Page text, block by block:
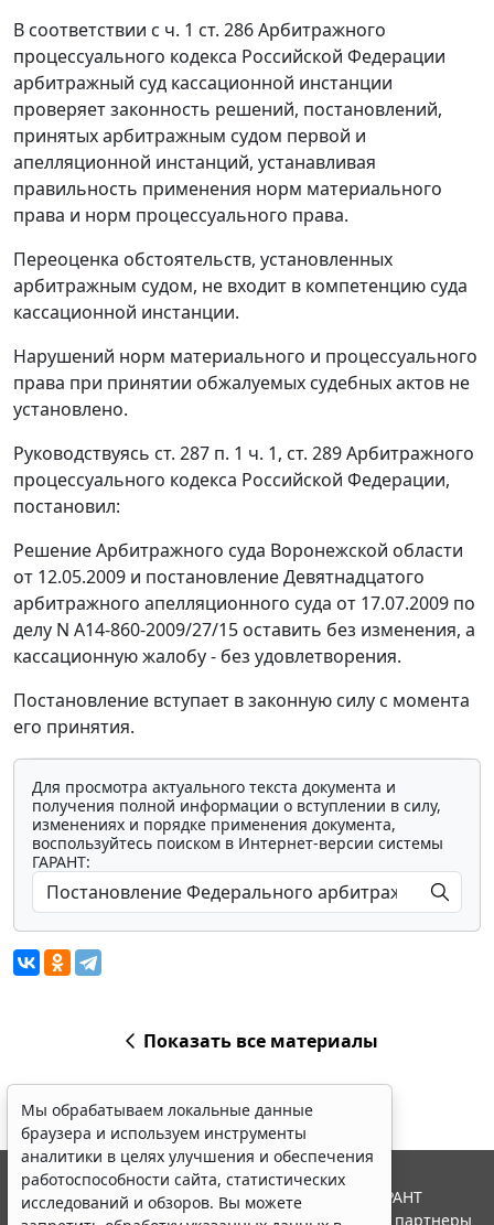
В соответствии с ч. 1 ст. 286Арбитражного
процессуального кодекса Российской Федерации
арбитражный суд кассационной инстанции
проверяет законность решений, постановлений,
принятых арбитражным судом первой и
апелляционной инстанций, устанавливая
правильность применения норм материального
права и норм процессуального права.
Переоценка обстоятельств, установленных
арбитражным судом, не входит в компетенцию суда
кассационной инстанции.
Нарушений норм материального и процессуального
права при принятии обжалуемых судебных актов не
установлено.
Руководствуясь ст. 287 п. 1 ч. 1, ст. 289Арбитражного
процессуального кодекса Российской Федерации,
постановил:
Решение Арбитражного суда Воронежской области
от 12.05.2009 и постановлениеДевятнадцатого
арбитражного апелляционного суда от 17.07.2009 по
делу N А14-860-2009/27/15 оставить без изменения, а
кассационную жалобу - без удовлетворения.
Постановление вступает в законную силу с момента
его принятия.
Для просмотра актуального текста документа и
получения полной информации о вступлении в силу,
изменениях и порядке применения документа,
воспользуйтесь поиском в Интернет-версии системы
ГАРАНТ:
Показать все материалы
Мы обрабатываем локальные данные
браузера и используем инструменты
аналитики в целях улучшения и обеспечения
работоспособности сайта, статистических
исследований и обзоров. Вы можете
© ООО "НПП "ГАРАНТ-СЕРВИС", 2026. Система ГАРАНТ
выпускается с 1990 года. Компания "Гарант" и ее партнеры